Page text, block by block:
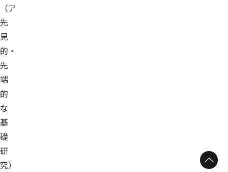
（ア
先
見
的・
先
端
的
な
基
礎
研
究）